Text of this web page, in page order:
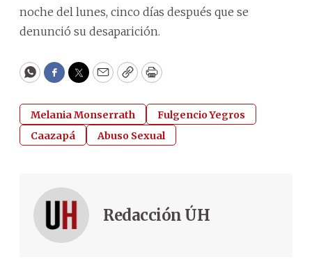
noche del lunes, cinco días después que se
denunció su desaparición.
WhatsApp
Facebook
Twitter
EmailCopyPrint
Melania Monserrath
Fulgencio Yegros
Caazapá
Abuso Sexual
Redacción ÚH